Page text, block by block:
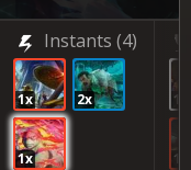
Instants (4)
1x 2x
1x
1x
1x